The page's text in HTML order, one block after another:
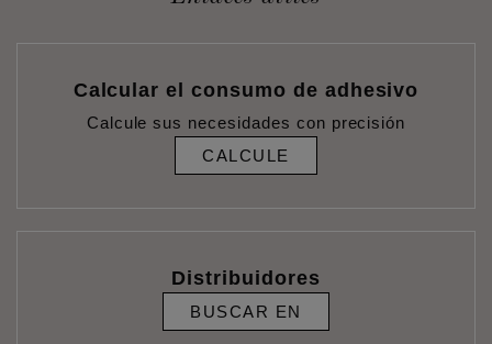
Calcular el consumo de adhesivo
Calcule sus necesidades con precisión
CALCULE
Distribuidores
BUSCAR EN